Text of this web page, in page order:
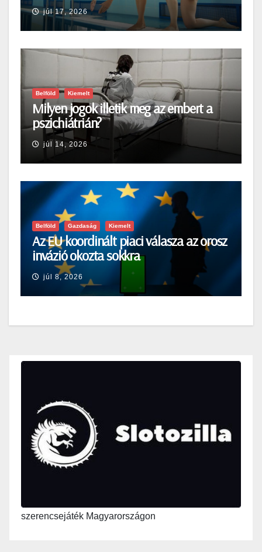
júl 17, 2026
Belföld Kiemelt
Milyen jogok illetik meg az embert a
pszichiátrián?
júl 14, 2026
Belföld Gazdaság Kiemelt
Az EU koordinált piaci válasza az orosz
invázió okozta sokkra
júl 8, 2026
szerencsejáték Magyarországon